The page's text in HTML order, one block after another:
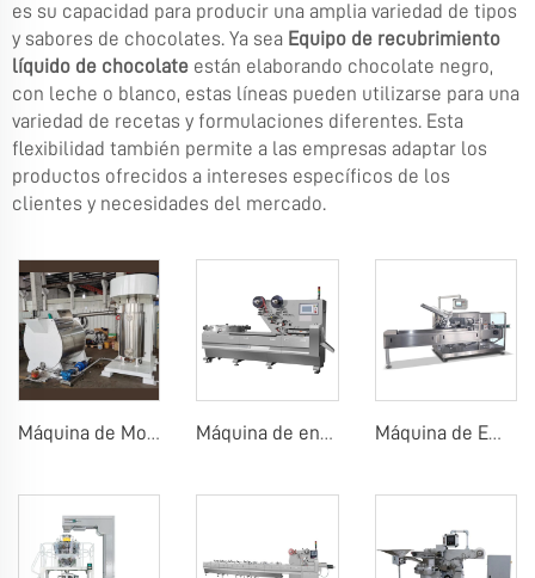
es su capacidad para producir una amplia variedad de tipos
y sabores de chocolates. Ya sea Equipo de recubrimiento
líquido de chocolate están elaborando chocolate negro,
con leche o blanco, estas líneas pueden utilizarse para una
variedad de recetas y formulaciones diferentes. Esta
flexibilidad también permite a las empresas adaptar los
productos ofrecidos a intereses específicos de los
clientes y necesidades del mercado.
Máquina de Molino de Bolas de Chocolate Molino de Bolas de Chocolate con Concha Máquina de envasado de almohadillas de caramelos, chicle o chocolate Máquina de Embalaje de Tabletas de Chocolate